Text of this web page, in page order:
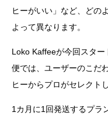
ヒーがいい」など、どの
よって異なります。
Loko Kaffeeが今回スタ
便では、ユーザーのこだ
ヒーからプロがセレクト
1カ月に1回発送するプラ